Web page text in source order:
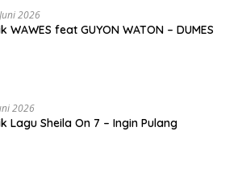
2026
WAWES feat GUYON WATON – DUMES
2026
Lagu Sheila On 7 – Ingin Pulang